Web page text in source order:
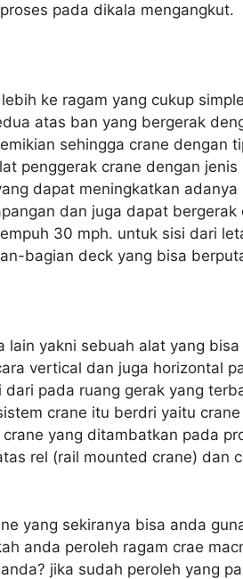
pada dikala mengangkut.
ke ragam yang cukup
atas ban yang bergerak
sehingga crane dengan
penggerak crane dengan jenis
dapat meningkatkan adanya
dan juga dapat bergerak
30 mph. untuk sisi dari
bagian deck yang bisa
lain yakni sebuah alat yang bisa
vertical dan juga horizontal
pada ruang gerak yang
crane itu berdri yaitu
yang ditambatkan pada
rel (rail mounted crane) dan
yang sekiranya bisa anda
anda peroleh ragam crae
jika sudah peroleh yang